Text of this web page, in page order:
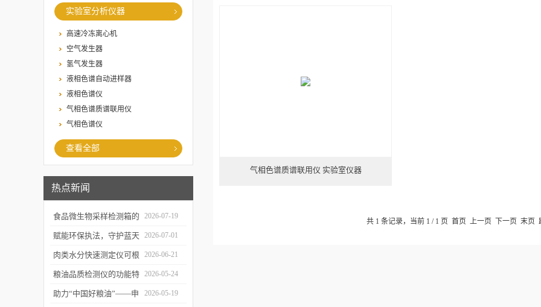
实验室分析仪器
高速冷冻离心机
空气发生器
氢气发生器
液相色谱自动进样器
液相色谱仪
气相色谱质谱联用仪
气相色谱仪
查看全部
热点新闻
食品微生物采样检测箱的
结构功能及具体使用流程
介绍
2026-07-19
赋能环保执法，守护蓝天
白云——粉尘测定仪成功
交付某市生态环境执法支
队
2026-07-01
肉类水分快速测定仪可根
据不同肉品的特性切换对
应检测模式
2026-06-21
粮油品质检测仪的功能特
点及优势体现
2026-05-24
助力“中国好粮油”——申 2026-05-19
气相色谱质谱联用仪 实验室仪器
共 1 条记录，当前 1 / 1 页 首页 上一页 下一页 末页